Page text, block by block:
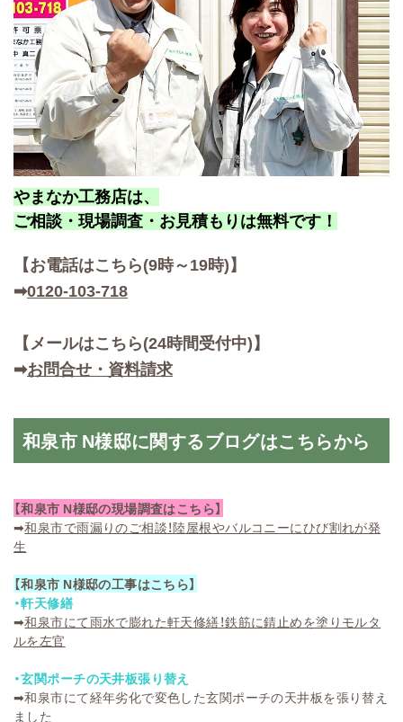
やまなか工務店は、
ご相談・現場調査・お見積もりは無料です！
【お電話はこちら(9時～19時)】
➡0120-103-718
【メールはこちら(24時間受付中)】
➡お問合せ・資料請求
和泉市 N様邸に関するブログはこちらから
【和泉市 N様邸の現場調査はこちら】
➡和泉市で雨漏りのご相談！陸屋根やバルコニーにひび割れが発
生
【和泉市 N様邸の工事はこちら】
・軒天修繕
➡和泉市にて雨水で膨れた軒天修繕！鉄筋に錆止めを塗りモルタ
ルを左官
・玄関ポーチの天井板張り替え
➡和泉市にて経年劣化で変色した玄関ポーチの天井板を張り替え
ました